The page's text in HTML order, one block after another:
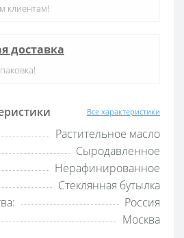
Все характеристики
Растительное масло
Сыродавленное
Нерафинированное
Стеклянная бутылка
Россия
Москва
клиентам!
доставка